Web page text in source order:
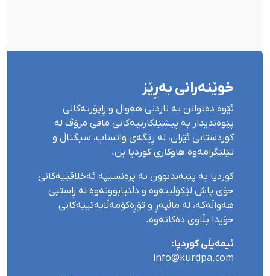
خوێنەرانی بەڕێز
ئێوە دەتوانن بە ناردنی هەواڵ و ڕاپۆرتەکانی
پێوەندیدار بە پیشێلکارییەکانی مافی مرۆڤ لە
کوردستانی ئێران، لە ڕێگەی واتساپ، سیگناڵ و
تێلێگرامەوە هاوکاری کوردپا بن.
کوردپا بە پێبەندبوون بە پرەنسیپە ئەخلاقییەکانی
خۆی پاش لێکۆڵینەوە و دڵنیابوونەوە لە ڕاستیی
هەواڵەکە، لە ماڵپەڕ و تۆڕەکۆمەڵایەتییەکانی
خۆیدا بڵاوی دەکاتەوە.
ئیمەیڵی کوردپا:
info@kurdpa.com